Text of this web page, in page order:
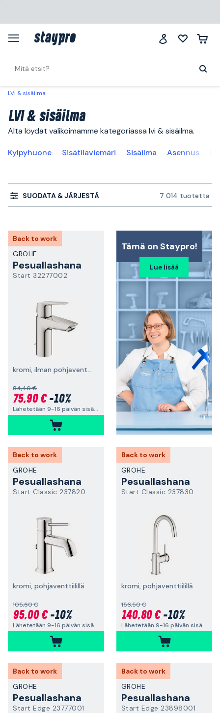
LVI & sisäilma
LVI & sisäilma
Alta löydät valikoimamme kategoriassa lvi & sisäilma.
Kylpyhuone Sisätilaviemäri Sisäilma Asennus
SUODATA & JÄRJESTÄ 7 014 tuotetta
Back to work
GROHE
Pesuallashana
Start 32277002
kromi, ilman pohjaventtiiliä
84,40 €
75,90 €-10%
Lähetetään 9-16 päivän sisällä
Tämä on Staypro!
Lue lisää
Back to work
GROHE
Pesuallashana
Start Classic 23782000
kromi, pohjaventtiilillä
105,60 €
95,00 €-10%
Lähetetään 9-16 päivän sisällä
Back to work
GROHE
Pesuallashana
Start Classic 23783000
kromi, pohjaventtiilillä
156,50 €
140,80 €-10%
Lähetetään 9-16 päivän sisällä
Back to work
GROHE
Pesuallashana
Start Edge 23777001
Back to work
GROHE
Pesuallashana
Start Edge 23898001